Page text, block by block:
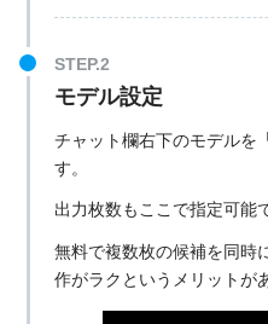
モデル設定
チャット欄右下のモデルを
す。
出力枚数もここで指定可能
無料で複数枚の候補を同時
作がラクというメリットが